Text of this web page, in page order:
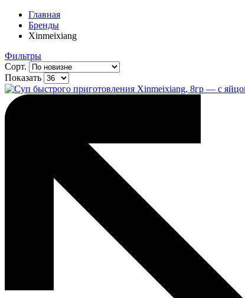
Главная
Бренды
Xinmeixiang
Фильтры
Сорт.
Показать